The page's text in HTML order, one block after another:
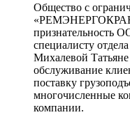
Общество с
признательность
специалисту
Михалевой Татьяне
обслуживание
поставку
многочисленные
компании.